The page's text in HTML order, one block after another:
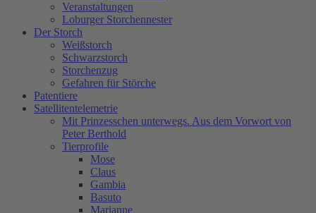
Veranstaltungen
Loburger Storchennester
Der Storch
Weißstorch
Schwarzstorch
Storchenzug
Gefahren für Störche
Patentiere
Satellitentelemetrie
Mit Prinzesschen unterwegs. Aus dem Vorwort von
Peter Berthold
Tierprofile
Mose
Claus
Gambia
Basuto
Marianne